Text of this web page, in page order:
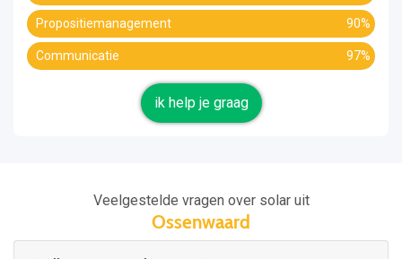
Propositiemanagement 90%
Communicatie 97%
ik help je graag
Veelgestelde vragen over solar uit
Ossenwaard